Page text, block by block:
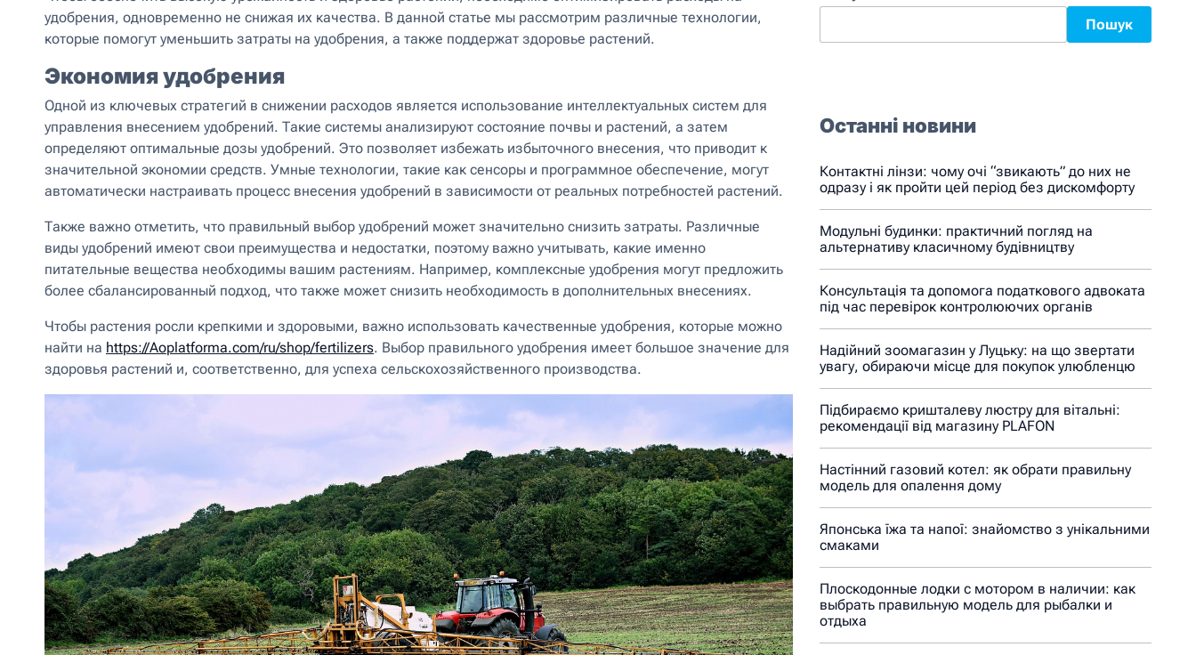
удобрения, одновременно не снижая их качества. В данной статье мы рассмотрим различные технологии,
которые помогут уменьшить затраты на удобрения, а также поддержат здоровье растений.
Экономия удобрения
Одной из ключевых стратегий в снижении расходов является использование интеллектуальных систем для
управления внесением удобрений. Такие системы анализируют состояние почвы и растений, а затем
определяют оптимальные дозы удобрений. Это позволяет избежать избыточного внесения, что приводит к
значительной экономии средств. Умные технологии, такие как сенсоры и программное обеспечение, могут
автоматически настраивать процесс внесения удобрений в зависимости от реальных потребностей растений.
Также важно отметить, что правильный выбор удобрений может значительно снизить затраты. Различные
виды удобрений имеют свои преимущества и недостатки, поэтому важно учитывать, какие именно
питательные вещества необходимы вашим растениям. Например, комплексные удобрения могут предложить
более сбалансированный подход, что также может снизить необходимость в дополнительных внесениях.
Чтобы растения росли крепкими и здоровыми, важно использовать качественные удобрения, которые можно
найти на https://Aoplatforma.com/ru/shop/fertilizers. Выбор правильного удобрения имеет большое значение для
здоровья растений и, соответственно, для успеха сельскохозяйственного производства.
Пошук
Останні новини
Контактні лінзи: чому очі “звикають” до них не
одразу і як пройти цей період без дискомфорту
Модульні будинки: практичний погляд на
альтернативу класичному будівництву
Консультація та допомога податкового адвоката
під час перевірок контролюючих органів
Надійний зоомагазин у Луцьку: на що звертати
увагу, обираючи місце для покупок улюбленцю
Підбираємо кришталеву люстру для вітальні:
рекомендації від магазину PLAFON
Настінний газовий котел: як обрати правильну
модель для опалення дому
Японська їжа та напої: знайомство з унікальними
смаками
Плоскодонные лодки с мотором в наличии: как
выбрать правильную модель для рыбалки и
отдыха